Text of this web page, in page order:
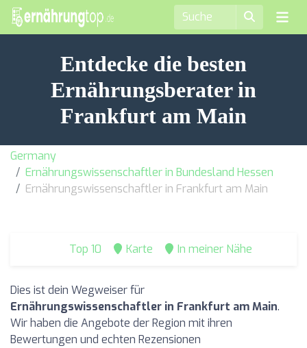
Entdecke die besten
Ernährungsberater in
Frankfurt am Main
Germany
Ernährungswissenschaftler in Bundesland Hessen
Ernährungswissenschaftler in Frankfurt am Main
Top 10 Karte In meiner Nähe
Dies ist dein Wegweiser für
Ernährungswissenschaftler in Frankfurt am Main.
Wir haben die Angebote der Region mit ihren
Bewertungen und echten Rezensionen